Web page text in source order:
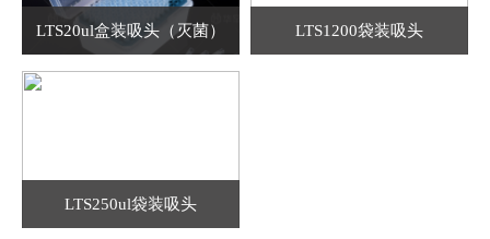
LTS20ul盒装吸头（灭菌） LTS1200袋装吸头
LTS250ul袋装吸头